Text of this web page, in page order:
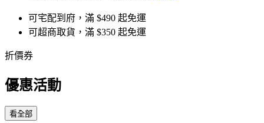
可宅配到府，滿 $490 起免運
可超商取貨，滿 $350 起免運
折價券
優惠活動
看全部